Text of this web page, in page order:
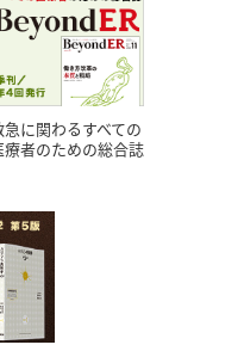
急に関わるすべての
療者のための総合誌